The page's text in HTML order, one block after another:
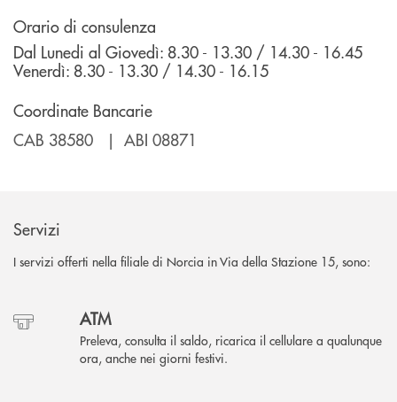
Orario di consulenza
Dal Lunedi al Giovedì: 8.30 - 13.30 / 14.30 - 16.45
Venerdì: 8.30 - 13.30 / 14.30 - 16.15
Coordinate Bancarie
CAB 38580 | ABI 08871
Servizi
I servizi offerti nella filiale di Norcia in Via della Stazione 15, sono:
ATM
Preleva, consulta il saldo, ricarica il cellulare a qualunque
ora, anche nei giorni festivi.